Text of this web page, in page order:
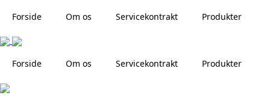
Forside Om os Servicekontrakt Produkter
Forside Om os Servicekontrakt Produkter